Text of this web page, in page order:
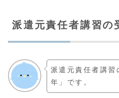
派遣元責任者講習の
派遣元責任者講習
年」です。